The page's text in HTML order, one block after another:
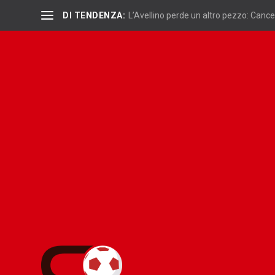
DI TENDENZA: L’Avellino perde un altro pezzo: